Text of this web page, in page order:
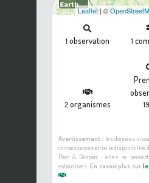
Leaflet| ©
1 observation 1
2organismes
Avertissement :les données
connaissances et/ou la disponibilité
Parc & Géoparc : elles ne
exhaustives. En savoir plus sur